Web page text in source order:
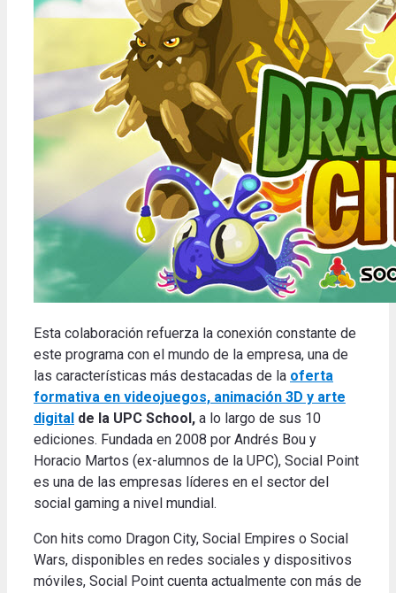
Esta colaboración refuerza la conexión constante de
este programa con el mundo de la empresa, una de
las características más destacadas de la oferta
formativa en videojuegos, animación 3D y arte
digital de la UPC School, a lo largo de sus 10
ediciones. Fundada en 2008 por Andrés Bou y
Horacio Martos (ex-alumnos de la UPC), Social Point
es una de las empresas líderes en el sector del
social gaming a nivel mundial.
Con hits como Dragon City, Social Empires o Social
Wars, disponibles en redes sociales y dispositivos
móviles, Social Point cuenta actualmente con más de